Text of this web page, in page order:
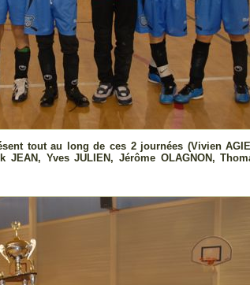
tout au long de ces 2 journées (Vivien
JEAN, Yves JULIEN, Jérôme OLAGNON,